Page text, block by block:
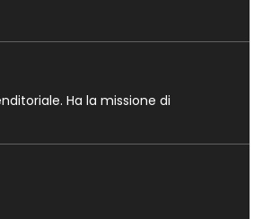
Ha la missione di